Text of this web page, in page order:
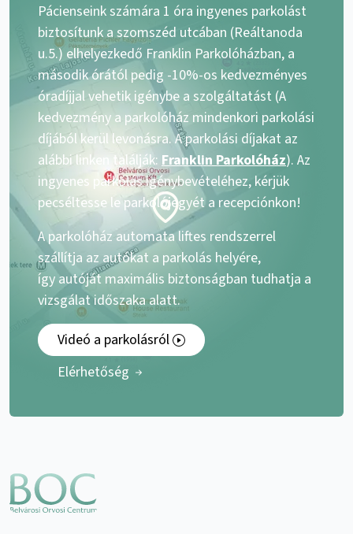
Pácienseink számára 1 óra ingyenes parkolást
biztosítunk a szomszéd utcában (Reáltanoda
u.5.) elhelyezkedő Franklin Parkolóházban, a
második órától pedig -10%-os kedvezményes
óradíjjal vehetik igénybe a szolgáltatást (A
kedvezmény a parkolóház mindenkori parkolási
díjából kerül levonásra. A parkolási díjakat az
alábbi linken találják: Franklin Parkolóház). Az
ingyenes parkolás igénybevételéhez, kérjük
pecséltesse le parkolójegyét a recepciónkon!
A parkolóház automata liftes rendszerrel
szállítja az autókat a parkolás helyére,
így autóját maximális biztonságban tudhatja a
vizsgálat időszaka alatt.
Videó a parkolásról
Elérhetőség